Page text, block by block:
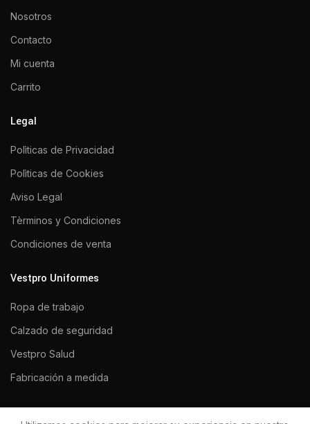
Nosotros
Contacto
Mi cuenta
Carrito
Legal
Polìticas de Privacidad
Polìticas de Cookies
Aviso Legal
Tèrminos y Condiciones
Condiciones de venta
Vestpro Uniformes
Ropa de trabajo
Calzado de seguridad
Vestpro Salud
Fabricación a medida